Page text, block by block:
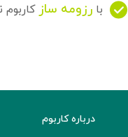
با رزومه ساز کاربوم
درباره کاربوم